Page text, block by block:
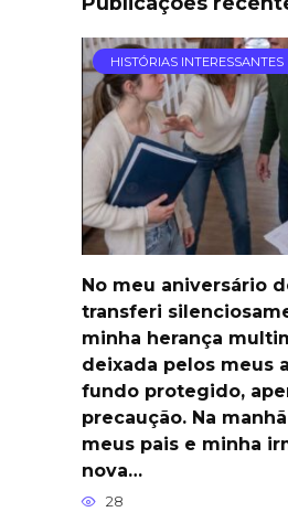
HISTÓRIAS INTERESSANTES
No meu aniversário
transferi
minha herança
deixada pelos meus
fundo protegido,
precaução. Na
meus pais e minha
nova…
28